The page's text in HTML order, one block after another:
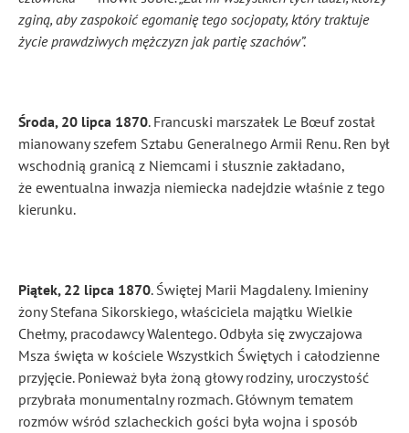
zginą, aby zaspokoić egomanię tego socjopaty, który traktuje
życie prawdziwych mężczyzn jak partię szachów”.
Środa, 20 lipca 1870. Francuski marszałek Le Bœuf został
mianowany szefem Sztabu Generalnego Armii Renu. Ren był
wschodnią granicą z Niemcami i słusznie zakładano,
że ewentualna inwazja niemiecka nadejdzie właśnie z tego
kierunku.
Piątek, 22 lipca 1870. Świętej Marii Magdaleny. Imieniny
żony Stefana Sikorskiego, właściciela majątku Wielkie
Chełmy, pracodawcy Walentego. Odbyła się zwyczajowa
Msza święta w kościele Wszystkich Świętych i całodzienne
przyjęcie. Ponieważ była żoną głowy rodziny, uroczystość
przybrała monumentalny rozmach. Głównym tematem
rozmów wśród szlacheckich gości była wojna i sposób